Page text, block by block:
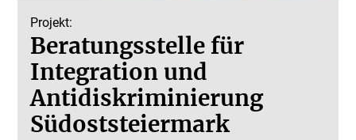
Projekt:
Beratungsstelle für
Integration und
Antidiskriminierung
Südoststeiermark